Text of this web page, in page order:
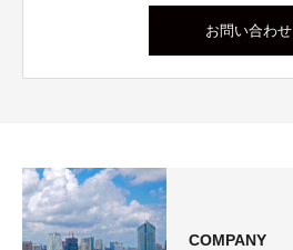
お問い合わせ
COMPANY